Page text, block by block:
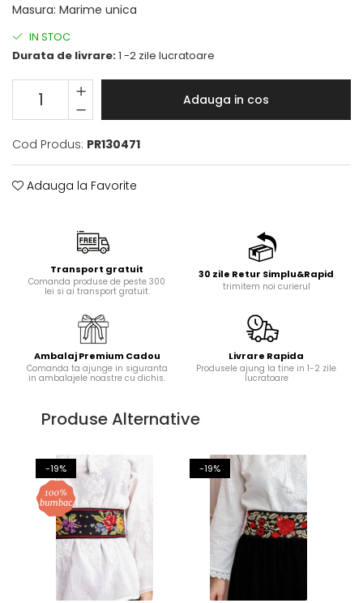
Masura: Marime unica
IN STOC
Durata de livrare:1 -2 zile lucratoare
Adauga in cos
Cod Produs: PR130471
Adauga la Favorite
Transport gratuit
Comanda produse de peste 300
lei si ai transport gratuit.
30 zile Retur Simplu&Rapid
trimitem noi curierul
Ambalaj Premium Cadou
Comanda ta ajunge in siguranta
in ambalajele noastre cu dichis.
Livrare Rapida
Produsele ajung la tine in 1-2 zile
lucratoare
Produse Alternative
-19% -19%